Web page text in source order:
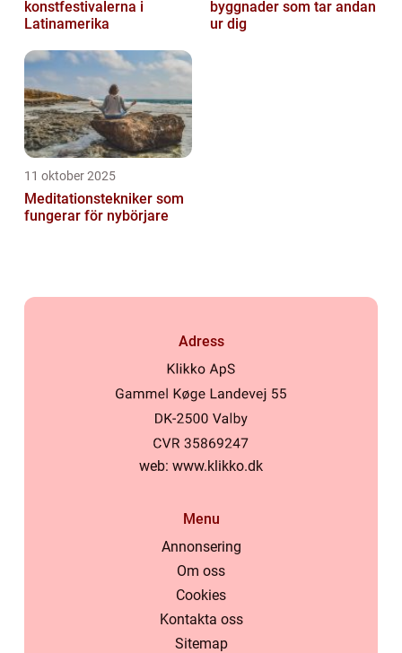
konstfestivalerna i
Latinamerika
byggnader som tar andan
ur dig
11 oktober 2025
Meditationstekniker som
fungerar för nybörjare
Adress
web: www.klikko.dk
Menu
Annonsering
Om oss
Cookies
Kontakta oss
Sitemap